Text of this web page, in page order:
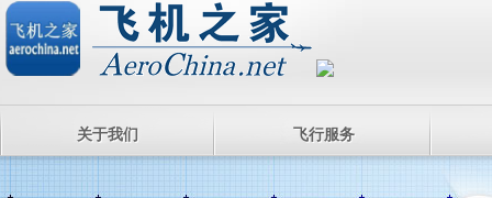
关于我们 飞行服务